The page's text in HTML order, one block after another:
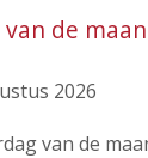
de
2026
van de